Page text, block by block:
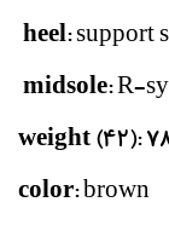
heel: support
midsole: R-
weight (42):
color: brown